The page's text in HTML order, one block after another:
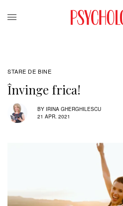
STARE DE BINE
Învinge frica!
BY IRINA GHERGHILESCU
21 APR. 2021